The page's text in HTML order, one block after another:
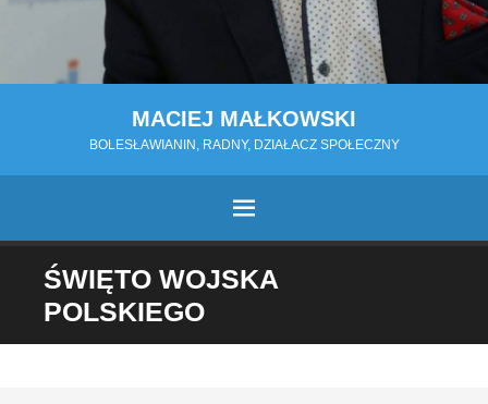
MACIEJ MAŁKOWSKI
BOLESŁAWIANIN, RADNY, DZIAŁACZ SPOŁECZNY
MENU
PRZESKOCZ
TREŚCI
ŚWIĘTO WOJSKA
POLSKIEGO